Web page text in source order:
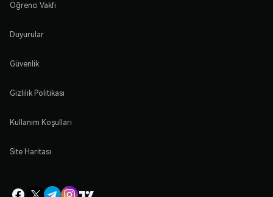
Öğrenci Vakfı
Duyurular
Güvenlik
Gizlilik Politikası
Kullanım Koşulları
Site Haritası